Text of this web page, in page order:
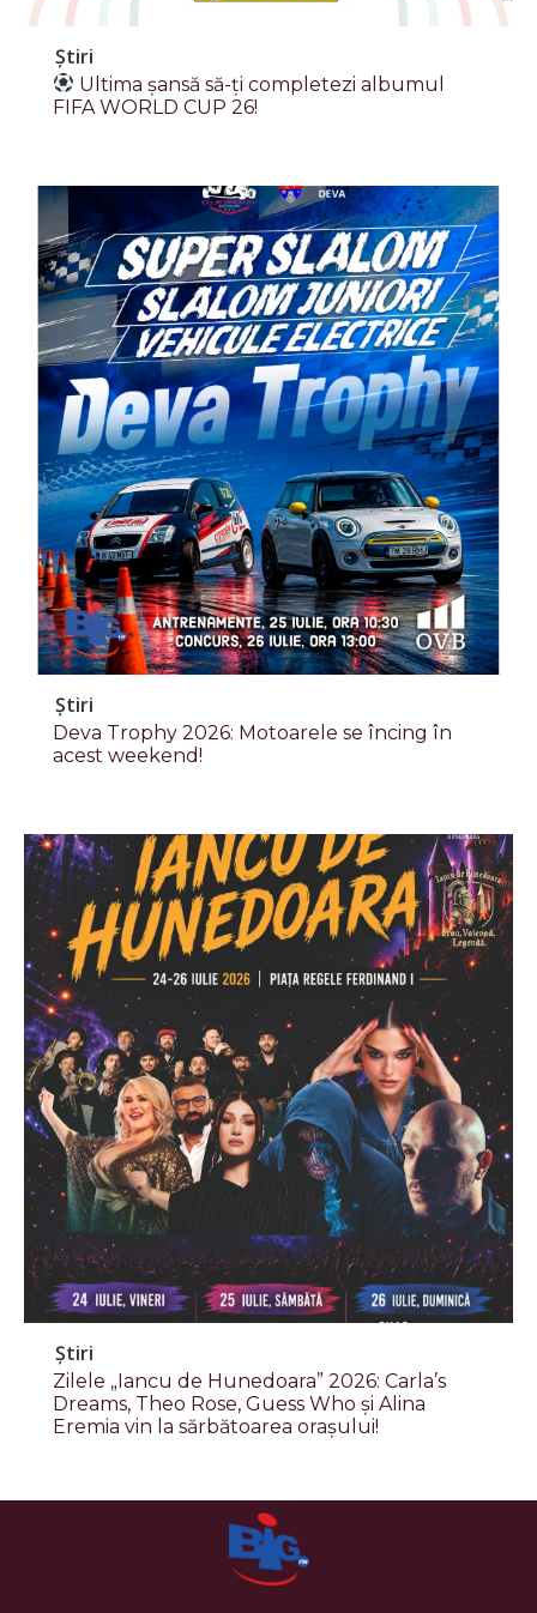
Știri
Ultima șansă să-ți completezi albumul
FIFA WORLD CUP 26!
Știri
Deva Trophy 2026: Motoarele se încing în
acest weekend!
Știri
Zilele „Iancu de Hunedoara” 2026: Carla’s
Dreams, Theo Rose, Guess Who și Alina
Eremia vin la sărbătoarea orașului!